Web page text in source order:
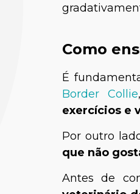
Como
É
Border Collie
exercícios e
Por outro
que não
Antes de